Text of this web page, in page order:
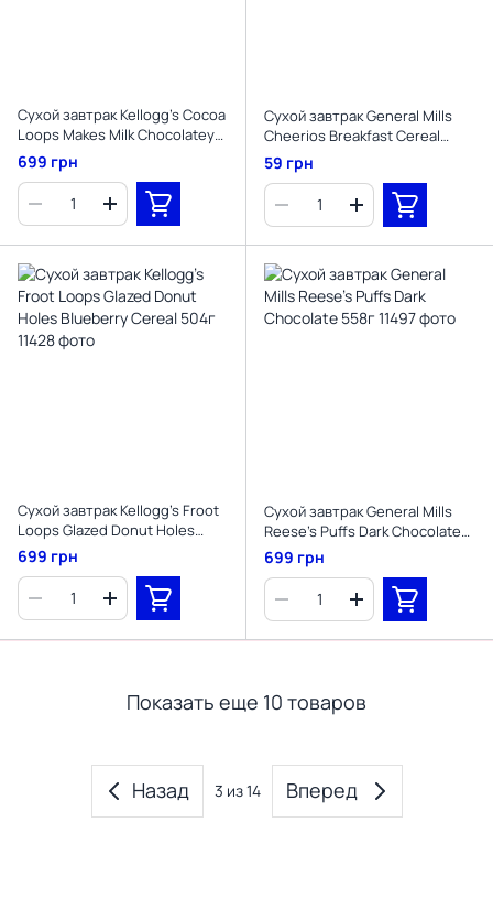
Сухой завтрак Kellogg's Cocoa
Loops Makes Milk Chocolatey
470г
699 грн
Сухой завтрак General Mills
Cheerios Breakfast Cereal
Pouches 1шт, 26г
59 грн
Сухой завтрак Kellogg's Froot
Loops Glazed Donut Holes
Blueberry Cereal 504г
699 грн
Сухой завтрак General Mills
Reese's Puffs Dark Chocolate
558г
699 грн
Показать еще 10 товаров
Назад 3 из 14 Вперед